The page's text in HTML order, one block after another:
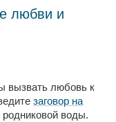
любви и
вызвать любовь к
заговор на
родниковой воды.